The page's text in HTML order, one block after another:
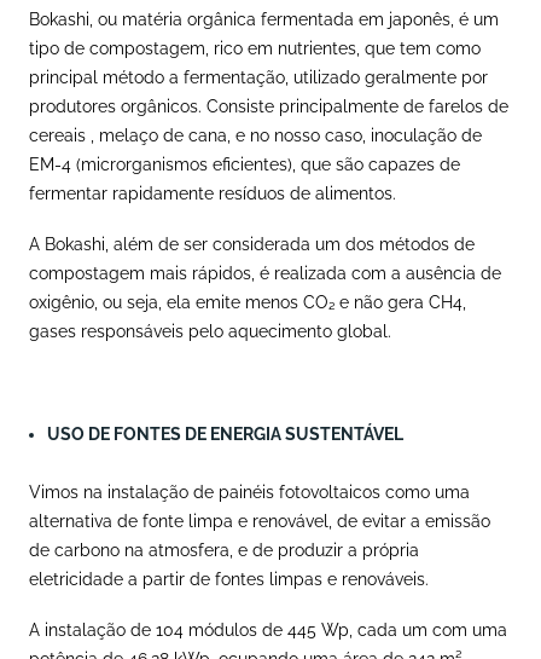
Bokashi, ou matéria orgânica fermentada em japonês, é um
tipo de compostagem, rico em nutrientes, que tem como
principal método a fermentação, utilizado geralmente por
produtores orgânicos. Consiste principalmente de farelos de
cereais , melaço de cana, e no nosso caso, inoculação de
EM-4 (microrganismos eficientes), que são capazes de
fermentar rapidamente resíduos de alimentos.
A Bokashi, além de ser considerada um dos métodos de
compostagem mais rápidos, é realizada com a ausência de
oxigênio, ou seja, ela emite menos CO₂ e não gera CH4,
gases responsáveis pelo aquecimento global.
USO DE FONTES DE ENERGIA SUSTENTÁVEL
Vimos na instalação de painéis fotovoltaicos como uma
alternativa de fonte limpa e renovável, de evitar a emissão
de carbono na atmosfera, e de produzir a própria
eletricidade a partir de fontes limpas e renováveis.
A instalação de 104 módulos de 445 Wp, cada um com uma